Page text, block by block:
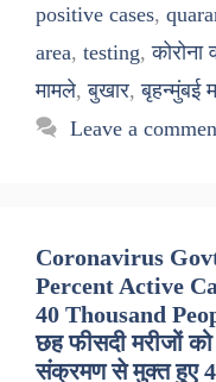
positive cases,
area, testing,कोरोना
मामले,बुखार,बृहन्मुंबई
Leave a
Coronavirus
Percent Active
40 Thousand
छह फीसदी मरीजों
संक्रमण से मुक्त हुए